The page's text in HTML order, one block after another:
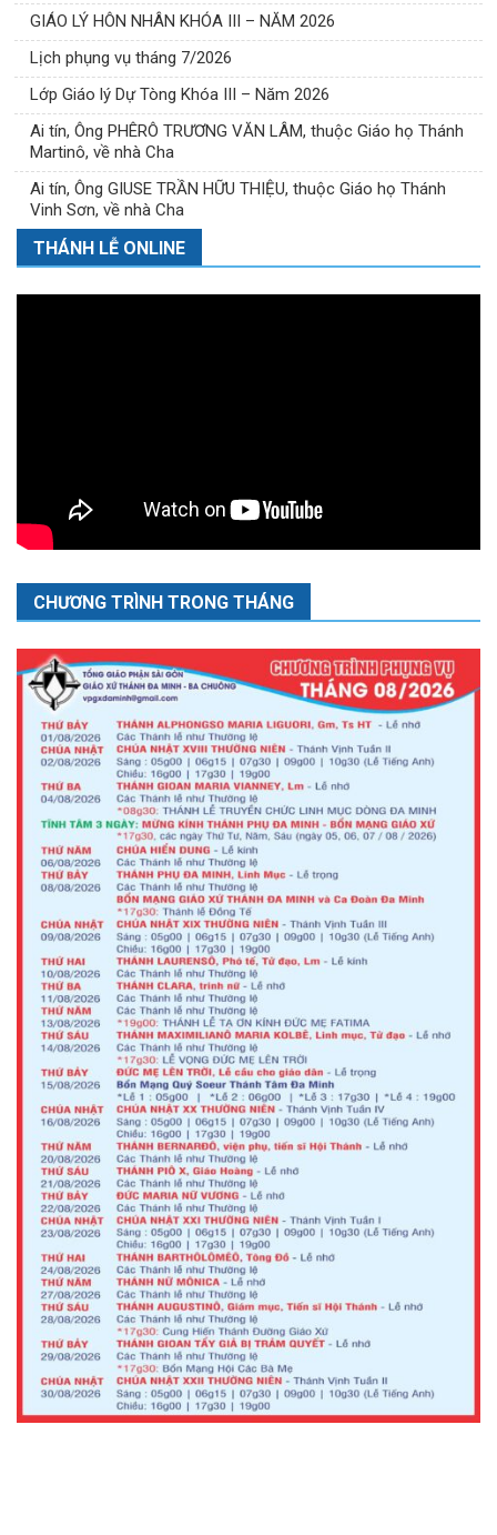
GIÁO LÝ HÔN NHÂN KHÓA III – NĂM 2026
Lịch phụng vụ tháng 7/2026
Lớp Giáo lý Dự Tòng Khóa III – Năm 2026
Ai tín, Ông PHÊRÔ TRƯƠNG VĂN LÂM, thuộc Giáo họ Thánh
Martinô, về nhà Cha
Ai tín, Ông GIUSE TRẦN HỮU THIỆU, thuộc Giáo họ Thánh
Vinh Sơn, về nhà Cha
THÁNH LỄ ONLINE
CHƯƠNG TRÌNH TRONG THÁNG